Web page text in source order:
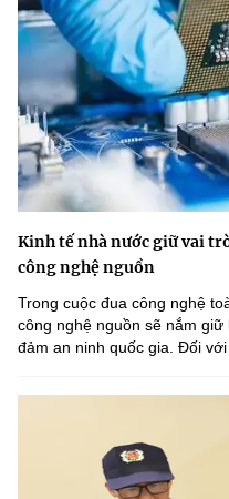
Kinh tế nhà nước giữ vai
công nghệ nguồn
Trong cuộc đua công nghệ
công nghệ nguồn sẽ nắm
đảm an ninh quốc gia. Đối